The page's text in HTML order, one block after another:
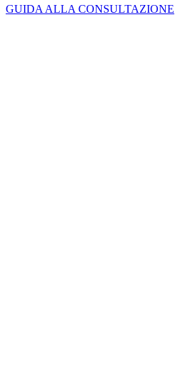
GUIDA ALLA CONSULTAZIONE